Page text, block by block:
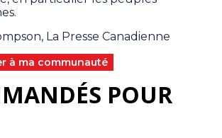
La Presse Canadienne
à ma communauté
POUR